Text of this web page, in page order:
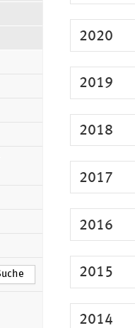
2020
2019
2018
2017
2016
2015
2014